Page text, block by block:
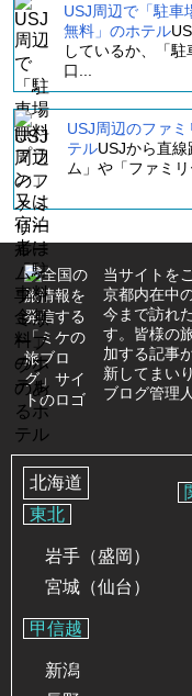
USJ周辺で「駐車
無料」のホテル
しているか、「
口...
USJ周辺のファ
テルUSJから直
ム」や「ファミ
当サイトを
京都内在中
今まで訪れ
す。皆様の
加する記事
新してまい
ブログ管理
北海道
東北
岩手（盛岡）
宮城（仙台）
甲信越
新潟